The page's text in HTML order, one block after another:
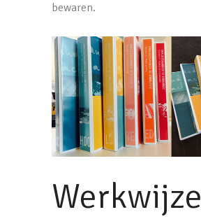
bewaren.
Werkwijze